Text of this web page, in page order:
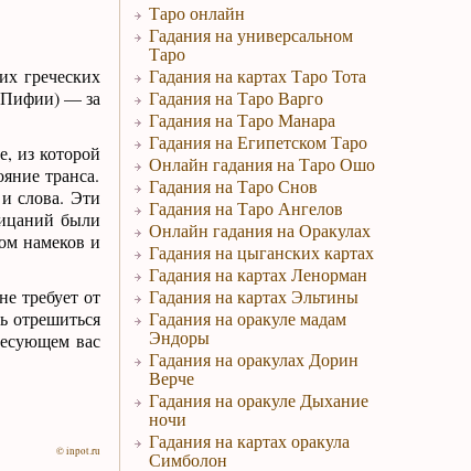
греческих
— за
из которой
транса.
слова. Эти
были
намеков и
требует от
отрешиться
вас
© inpot.ru
Таро онлайн
Гадания на универсальном
Таро
Гадания на картах Таро Тота
Гадания на Таро Варго
Гадания на Таро Манара
Гадания на Египетском Таро
Онлайн гадания на Таро Ошо
Гадания на Таро Снов
Гадания на Таро Ангелов
Онлайн гадания на Оракулах
Гадания на цыганских картах
Гадания на картах Ленорман
Гадания на картах Эльтины
Гадания на оракуле мадам
Эндоры
Гадания на оракулах Дорин
Верче
Гадания на оракуле Дыхание
ночи
Гадания на картах оракула
Симболон